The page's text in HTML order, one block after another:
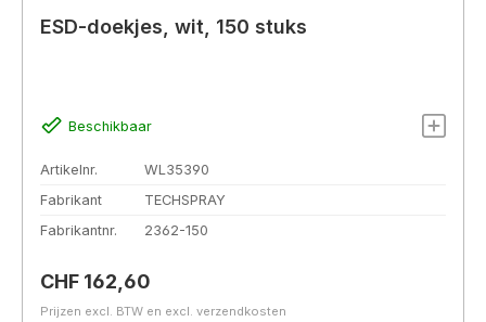
ESD-doekjes, wit, 150 stuks
Beschikbaar
Artikelnr.
WL35390
Fabrikant
TECHSPRAY
Fabrikantnr.
2362-150
Normale prijs:
CHF 162,60
Prijzen excl. BTW en excl. verzendkosten